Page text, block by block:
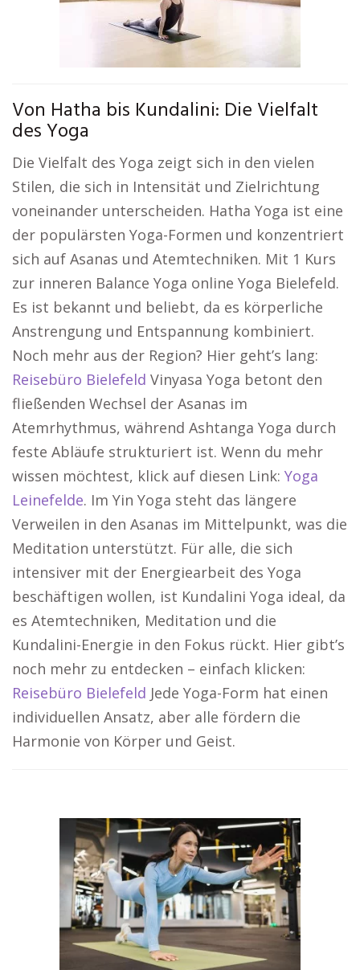
Von Hatha bis Kundalini: Die Vielfalt
des Yoga
Die Vielfalt des Yoga zeigt sich in den vielen
Stilen, die sich in Intensität und Zielrichtung
voneinander unterscheiden. Hatha Yoga ist eine
der populärsten Yoga-Formen und konzentriert
sich auf Asanas und Atemtechniken. Mit 1 Kurs
zur inneren Balance Yoga online Yoga Bielefeld.
Es ist bekannt und beliebt, da es körperliche
Anstrengung und Entspannung kombiniert.
Noch mehr aus der Region? Hier geht’s lang:
Reisebüro Bielefeld Vinyasa Yoga betont den
fließenden Wechsel der Asanas im
Atemrhythmus, während Ashtanga Yoga durch
feste Abläufe strukturiert ist. Wenn du mehr
wissen möchtest, klick auf diesen Link: Yoga
Leinefelde. Im Yin Yoga steht das längere
Verweilen in den Asanas im Mittelpunkt, was die
Meditation unterstützt. Für alle, die sich
intensiver mit der Energiearbeit des Yoga
beschäftigen wollen, ist Kundalini Yoga ideal, da
es Atemtechniken, Meditation und die
Kundalini-Energie in den Fokus rückt. Hier gibt’s
noch mehr zu entdecken – einfach klicken:
Reisebüro Bielefeld Jede Yoga-Form hat einen
individuellen Ansatz, aber alle fördern die
Harmonie von Körper und Geist.